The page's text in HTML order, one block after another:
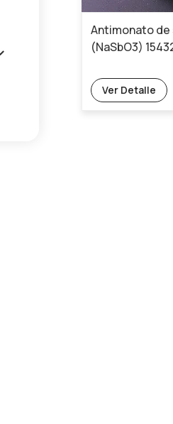
Antimonato
(NaSbO3)
Ver Detalle